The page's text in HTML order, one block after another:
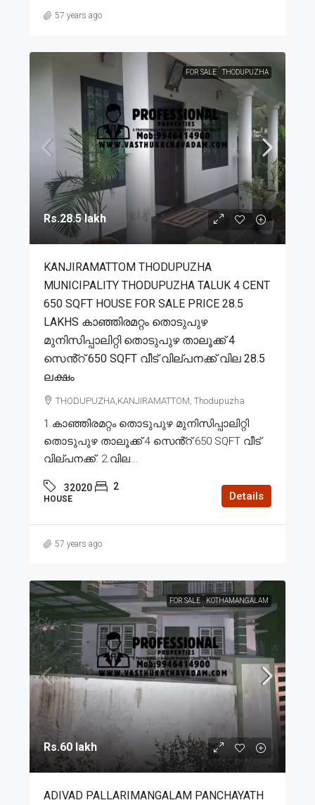
57 years ago
FOR SALE THODUPUZHA
Rs.28.5 lakh
KANJIRAMATTOM THODUPUZHA
MUNICIPALITY THODUPUZHA TALUK 4 CENT
650 SQFT HOUSE FOR SALE PRICE 28.5
LAKHS കാഞ്ഞിരമറ്റം തൊടുപുഴ
മുനിസിപ്പാലിറ്റി തൊടുപുഴ താലൂക്ക് 4
സെൻ്റ് 650 SQFT വീട് വില്പനക്ക് വില 28.5
ലക്ഷം
THODUPUZHA,KANJIRAMATTOM, Thodupuzha
1.കാഞ്ഞിരമറ്റം തൊടുപുഴ മുനിസിപ്പാലിറ്റി
തൊടുപുഴ താലൂക്ക് 4 സെൻ്റ് 650 SQFT വീട്
വില്പനക്ക്. 2.വില...
32020 2
HOUSE Details
57 years ago
FOR SALE KOTHAMANGALAM
Rs.60 lakh
ADIVAD PALLARIMANGALAM PANCHAYATH